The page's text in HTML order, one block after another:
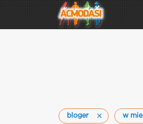
bloger w